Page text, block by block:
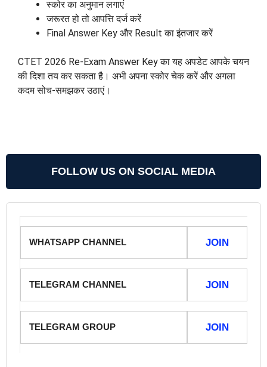
स्कोर का अनुमान लगाएं
जरूरत हो तो आपत्ति दर्ज करें
Final Answer Key और Result का इंतजार करें
CTET 2026 Re-Exam Answer Key का यह अपडेट आपके चयन
की दिशा तय कर सकता है। अभी अपना स्कोर चेक करें और अगला
कदम सोच-समझकर उठाएं।
FOLLOW US ON SOCIAL MEDIA
WHATSAPP CHANNEL JOIN
TELEGRAM CHANNEL JOIN
TELEGRAM GROUP JOIN